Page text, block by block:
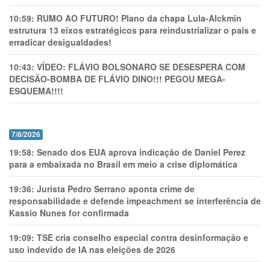
10:59: RUMO AO FUTURO! Plano da chapa Lula-Alckmin
estrutura 13 eixos estratégicos para reindustrializar o país e
erradicar desigualdades!
10:43: VÍDEO: FLÁVIO BOLSONARO SE DESESPERA COM
DECISÃO-BOMBA DE FLÁVIO DINO!!! PEGOU MEGA-
ESQUEMA!!!!
7/8/2026
19:58: Senado dos EUA aprova indicação de Daniel Perez
para a embaixada no Brasil em meio a crise diplomática
19:36: Jurista Pedro Serrano aponta crime de
responsabilidade e defende impeachment se interferência de
Kassio Nunes for confirmada
19:09: TSE cria conselho especial contra desinformação e
uso indevido de IA nas eleições de 2026